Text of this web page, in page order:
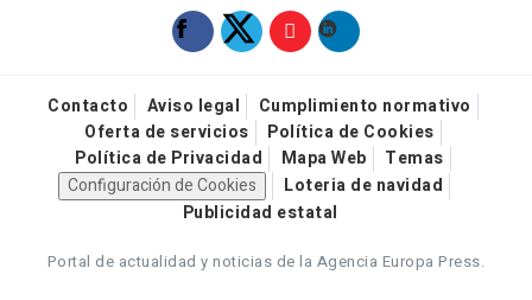
Contacto Aviso legal
Cumplimiento normativo
Oferta de servicios
Política de Cookies
Política de Privacidad
Mapa Web
Temas
Configuración de Cookies
Loteria de navidad
Publicidad estatal
Portal de actualidad y noticias de la Agencia Europa Press.